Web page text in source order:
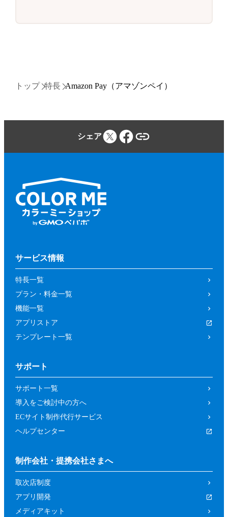
トップ 特長 Amazon Pay（アマゾンペイ）
シェア
サービス情報
特長一覧
プラン・料金一覧
機能一覧
アプリストア
テンプレート一覧
サポート
サポート一覧
導入をご検討中の方へ
ECサイト制作代行サービス
ヘルプセンター
制作会社・提携会社さまへ
取次店制度
アプリ開発
メディアキット